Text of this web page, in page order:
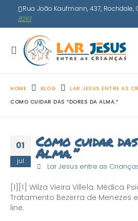
Rua João Kaufmann, 437, Rochdale,
8261
HOME BLOG
LAR JESUS ENTRE AS
COMO CUIDAR DAS “DORES DA ALMA.”
01
jul
Como cuidar
Alma.”
Lar Jesus entre as
[1][1] Wilza Vieira Villela. Médica
Tratamento Bezerra de Menezes
line.